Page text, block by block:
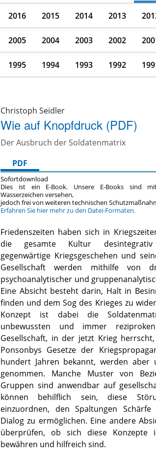
2016 2015 2014 2013
2005 2004 2003 2002
1995 1994 1993 1992
Christoph Seidler
Wie auf Knopfdruck (PDF)
Der Ausbruch der Soldatenmatrix
PDF
Sofortdownload
Dies ist ein E-Book. Unsere E-Books sind
Wasserzeichen versehen,
jedoch frei von weiteren technischen
Erfahren Sie hier mehr zu den Datei-Formaten.
Friedenszeiten haben sich in
die gesamte Kultur
gegenwärtige Kriegsgeschehen und
Gesellschaft werden mithilfe von
psychoanalytischer und
Eine Absicht besteht darin, Halt in
finden und dem Sog des Krieges zu
Konzept ist dabei die
unbewussten und immer
Gesellschaft, in der jetzt Krieg
Ponsonbys Gesetze der
hundert Jahren bekannt, werden aber
genommen. Manche Muster von
Gruppen sind anwendbar auf
können behilflich sein, diese
einzuordnen, den Spaltungen
Dialog zu ermöglichen. Eine andere
überprüfen, ob sich diese Konzepte
bewähren und hilfreich sind.